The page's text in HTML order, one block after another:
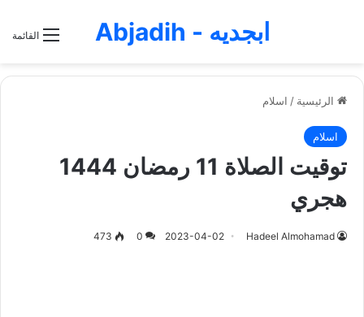
القائمة ابجديه - Abjadih
الرئيسية / اسلام
اسلام
توقيت الصلاة 11 رمضان 1444
هجري
Hadeel Almohamad
2023-04-02
0
473